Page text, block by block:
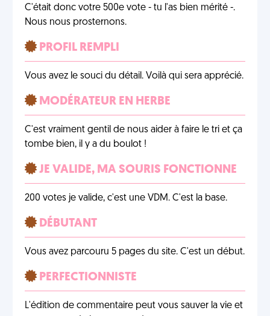
C'était donc votre 500e vote - tu l'as bien mérité -.
Nous nous prosternons.
PROFIL REMPLI
Vous avez le souci du détail. Voilà qui sera apprécié.
MODÉRATEUR EN HERBE
C'est vraiment gentil de nous aider à faire le tri et ça
tombe bien, il y a du boulot !
JE VALIDE, MA SOURIS FONCTIONNE
200 votes je valide, c'est une VDM. C'est la base.
DÉBUTANT
Vous avez parcouru 5 pages du site. C'est un début.
PERFECTIONNISTE
L'édition de commentaire peut vous sauver la vie et